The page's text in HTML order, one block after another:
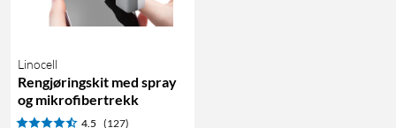
Linocell
Rengjøringskit med spray
og mikrofibertrekk
4.5 (127)